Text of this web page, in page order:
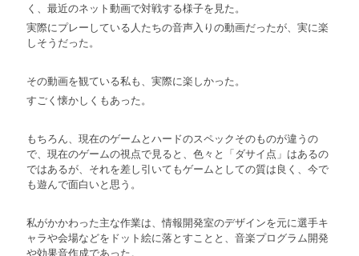
く、最近のネット動画で対戦する様子を見た。
実際にプレーしている人たちの音声入りの動画だったが、実に楽
しそうだった。
その動画を観ている私も、実際に楽しかった。
すごく懐かしくもあった。
もちろん、現在のゲームとハードのスペックそのものが違うの
で、現在のゲームの視点で見ると、色々と「ダサイ点」はあるの
ではあるが、それを差し引いてもゲームとしての質は良く、今で
も遊んで面白いと思う。
私がかかわった主な作業は、情報開発室のデザインを元に選手キ
ャラや会場などをドット絵に落とすことと、音楽プログラム開発
や効果音作成であった。